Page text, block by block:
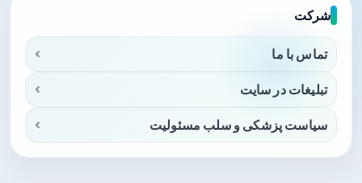
شرکت
تماس با ما
تبلیغات در سایت
سیاست پزشکی و سلب مسئولیت